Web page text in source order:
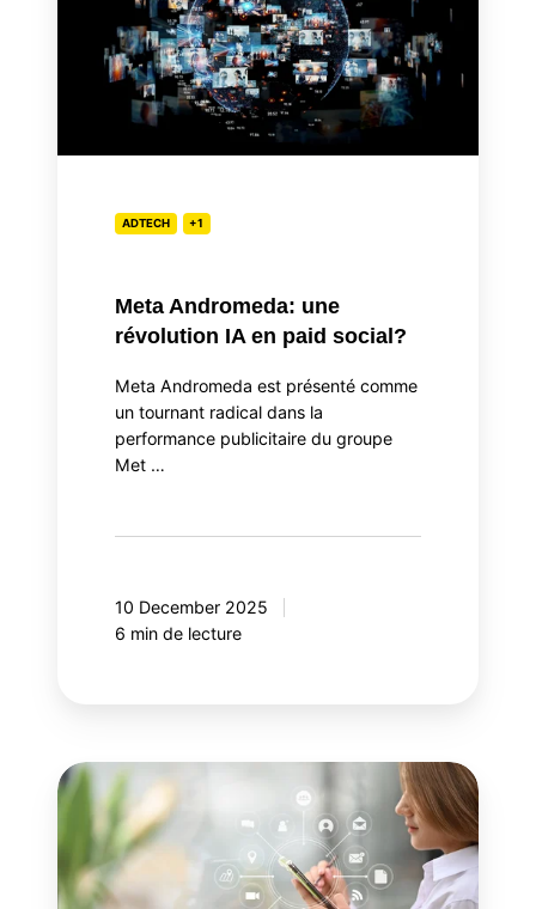
révolution
ADTECH +1
Meta Andromeda: une
révolution IA en paid social?
Meta Andromeda est présenté comme
un tournant radical dans la
performance publicitaire du groupe
Met …
10 December 2025
6 min de lecture
Adobe
Customer
Journey
Analytics,
votre